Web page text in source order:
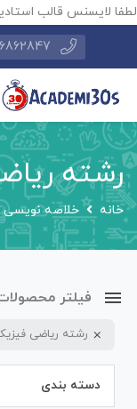
لطفا لایسنس قالب
رشته
خانه خلاصه نویسی
فیلتر
رشته ریاضی
دسته بندی